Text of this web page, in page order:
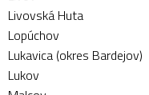
Livovská Huta
Lopúchov
Lukavica (okres Bardejov)
Lukov